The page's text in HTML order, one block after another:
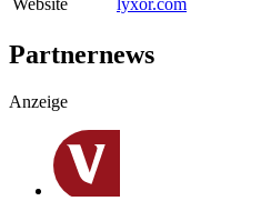
Website
lyxor.com
Partnernews
Anzeige